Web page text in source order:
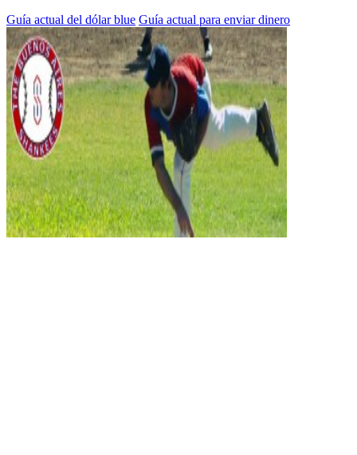
Guía actual del dólar blue Guía actual para enviar dinero